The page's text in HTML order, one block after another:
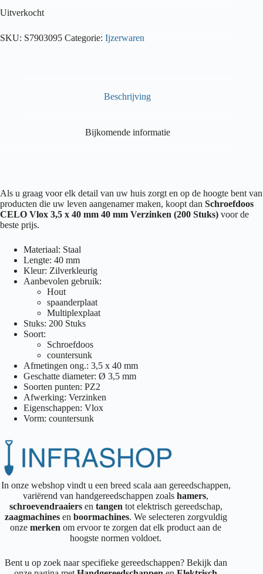
Uitverkocht
SKU: S7903095 Categorie: Ijzerwaren
Beschrijving
Bijkomende informatie
Als u graag voor elk detail van uw huis zorgt en op de hoogte bent van
producten die uw leven aangenamer maken, koopt dan Schroefdoos
CELO Vlox 3,5 x 40 mm 40 mm Verzinken (200 Stuks) voor de
beste prijs.
Materiaal: Staal
Lengte: 40 mm
Kleur: Zilverkleurig
Aanbevolen gebruik:
Hout
spaanderplaat
Multiplexplaat
Stuks: 200 Stuks
Soort:
Schroefdoos
countersunk
Afmetingen ong.: 3,5 x 40 mm
Geschatte diameter: Ø 3,5 mm
Soorten punten: PZ2
Afwerking: Verzinken
Eigenschappen: Vlox
Vorm: countersunk
In onze webshop vindt u een breed scala aan gereedschappen,
variërend van handgereedschappen zoalshamers,
schroevendraaiersen tangen tot elektrisch gereedschap,
zaagmachines en boormachines. We selecteren zorgvuldig
onzemerkenom ervoor te zorgen dat elk product aan de
hoogste normen voldoet.
Bent u op zoek naar specifieke gereedschappen? Bekijk dan